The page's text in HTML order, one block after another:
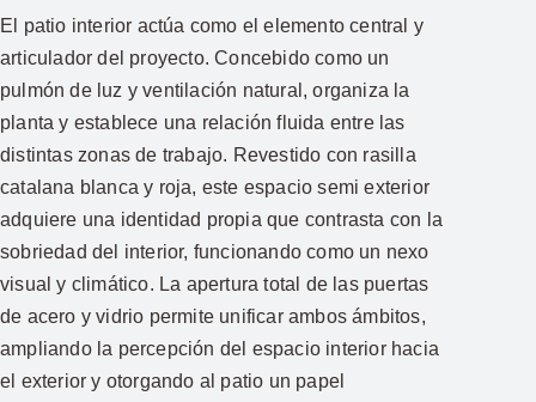
El patio interior actúa como el elemento central y
articulador del proyecto. Concebido como un
pulmón de luz y ventilación natural, organiza la
planta y establece una relación fluida entre las
distintas zonas de trabajo. Revestido con rasilla
catalana blanca y roja, este espacio semi exterior
adquiere una identidad propia que contrasta con la
sobriedad del interior, funcionando como un nexo
visual y climático. La apertura total de las puertas
de acero y vidrio permite unificar ambos ámbitos,
ampliando la percepción del espacio interior hacia
el exterior y otorgando al patio un papel